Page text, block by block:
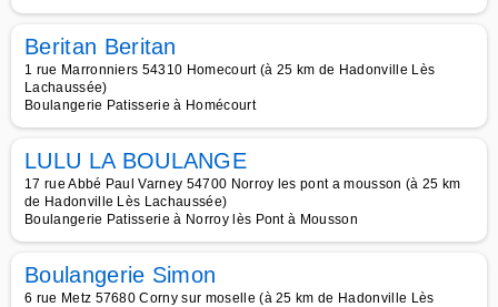
Beritan Beritan
1 rue Marronniers 54310 Homecourt (à 25 km de Hadonville Lès
Lachaussée)
Boulangerie Patisserie à Homécourt
LULU LA BOULANGE
17 rue Abbé Paul Varney 54700 Norroy les pont a mousson (à 25 km
de Hadonville Lès Lachaussée)
Boulangerie Patisserie à Norroy lès Pont à Mousson
Boulangerie Simon
6 rue Metz 57680 Corny sur moselle (à 25 km de Hadonville Lès